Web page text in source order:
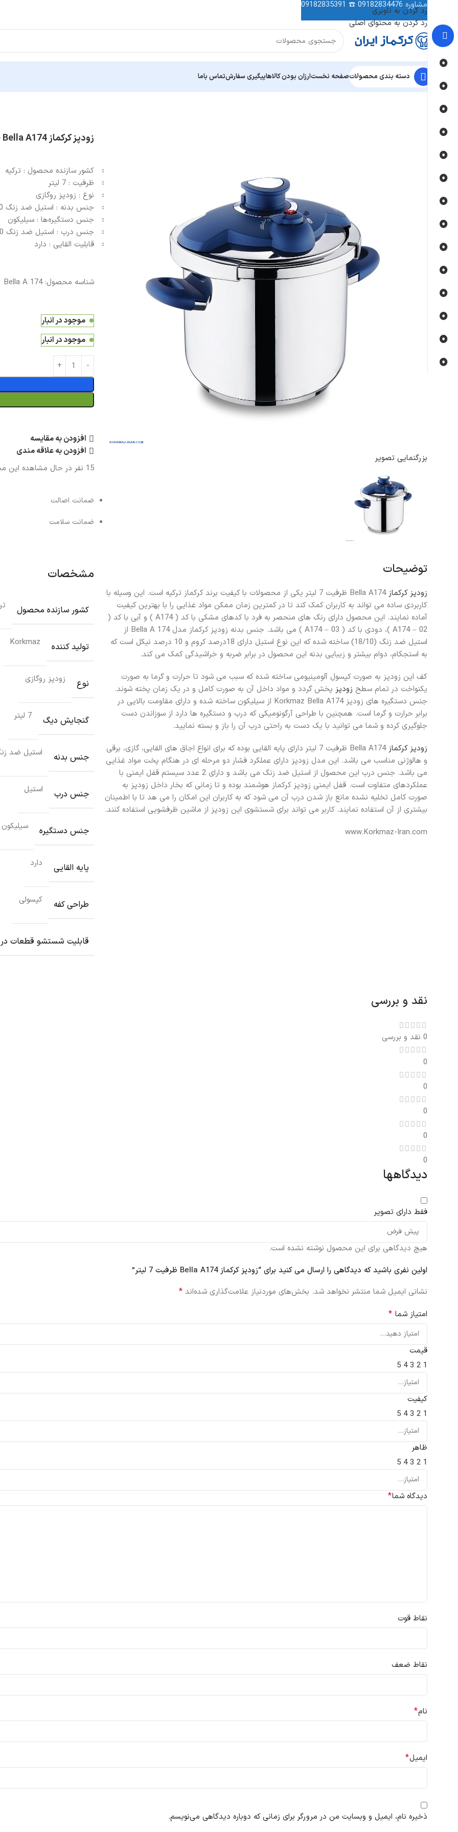
رد کردن به ناوبری
رد کردن به محتوای اصلی
دسته بندی محصولاتصفحه نخستارزان بودن کالاهاپیگیری سفارشتماس باما
بزرگنمایی تصویر
زودپز کرکماز Bella A174 ظرفیت 7 لیتر
کشور سازنده محصول : ترکیه
ظرفیت : 7 لیتر
نوع : زودپز روگازی
جنس بدنه : استیل ضد زنگ 18/10%(نیکل/کروم)
جنس دستگیره‌ها : سیلیکون
جنس درب : استیل ضد زنگ 18/10%(نیکل/کروم)
قابلیت القایی : دارد
شناسه محصول:Bella A 174
موجود در انبار
موجود در انبار
افزودن به مقایسه
افزودن به علاقه مندی
15 نفر در حال مشاهده این
ضمانت اصالت
ضمانت سلامت
توضیحات
زودپز کرکماز
Bella A174 ظرفیت 7 لیتر یکی از محصولات با کیفیت برند کرکماز ترکیه است. این وسیله با
کاربردی ساده می تواند به کاربران کمک کند تا در کمترین زمان ممکن مواد غذایی را با بهترین کیفیت
آماده نمایند. این محصول دارای رنگ های منحصر به فرد با کدهای مشکی با کد ( A174 ) و آبی با کد (
A174 – 02 )، دودی با کد ( A174 – 03 ) می باشد. جنس بدنه زودپز کرکماز مدل Bella A 174 از
استیل ضد زنگ (18/10) ساخته شده که این نوع استیل دارای 18درصد کروم و 10 درصد نیکل است که
به استجکام، دوام بیشتر و زیبایی بدنه این محصول در برابر ضربه و خراشیدگی کمک می کند.
کف این زودپز به صورت کپسول آلومینیومی ساخته شده که سبب می شود تا حرارت و گرما به صورت
یکنواخت در تمام سطح زودپز پخش گردد و مواد داخل آن به صورت کامل و در یک زمان پخته شوند.
جنس دستگیره های زودپز Korkmaz Bella A174 از سیلیکون ساخته شده و دارای مقاومت بالایی در
برابر حرارت و گرما است. همچنین با طراحی آرگونومیکی که درب و دستگیره ها دارد از سوزاندن دست
جلوگیری کرده و شما می توانید با یک دست به راحتی درب آن را باز و بسته نمایید.
زودپز کرکماز
Bella A174 ظرفیت 7 لیتر دارای پایه القایی بوده که برای انواع اجاق های القایی، گازی، برقی
و هالوژنی مناسب می باشد. این مدل زودپز دارای عملکرد فشار دو مرحله ای در هنگام پخت مواد غذایی
می باشد. جنس درب این محصول از استیل ضد زنگ می باشد و دارای 2 عدد سیستم قفل ایمنی با
عملکردهای متفاوت است. قفل ایمنی زودپز کرکماز هوشمند بوده و تا زمانی که بخار داخل زودپز به
صورت کامل تخلیه نشده مانع باز شدن درب آن می شود که به کاربران این امکان را می هد تا با اطمینان
بیشتری از آن استفاده نمایند. کاربر می تواند برای شستشوی این زودپز از ماشین ظرفشویی استفاده کنند.
www.Korkmaz-Iran.com
مشخصات
کشور سازنده محصول
تولید کننده Korkmaz
نوع زودپز روگازی
گنجایش دیگ 7 لیتر
جنس بدنه استیل ضد زنگ
جنس درب استیل
جنس دستگیره سیلیکون
پایه القایی دارد
طراحی کفه کپسولی
قابلیت شستشو قطعات
نقد و بررسی
0 نقد و بررسی
0
0
0
0
0
دیدگاهها
فقط دارای تصویر
هیچ دیدگاهی برای این محصول نوشته نشده است.
اولین نفری باشید که دیدگاهی را ارسال می کنید برای “زودپز کرکماز Bella A174 ظرفیت 7 لیتر”
نشانی ایمیل شما منتشر نخواهد شد. بخش‌های موردنیاز علامت‌گذاری شده‌اند *
امتیاز شما *
قیمت
1
2
3
4
5
کیفیت
1
2
3
4
5
ظاهر
1
2
3
4
5
دیدگاه شما*
نقاط قوت
نقاط ضعف
نام*
ایمیل*
ذخیره نام، ایمیل و وبسایت من در مرورگر برای زمانی که دوباره دیدگاهی می‌نویسم.
مشاوره 09182834476
☎️
09182835391